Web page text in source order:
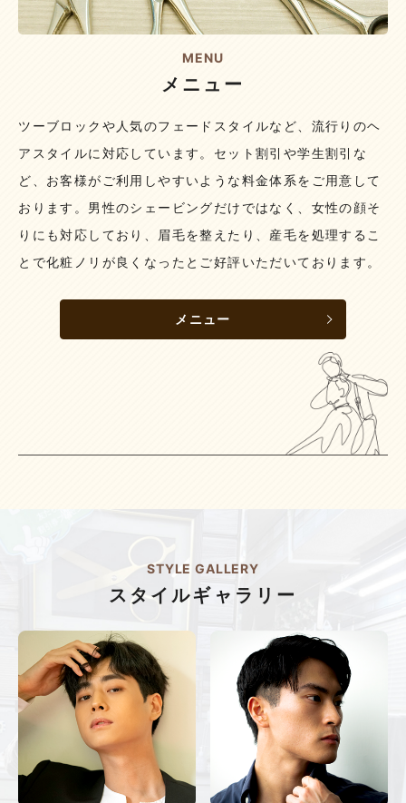
MENU
メニュー
ツーブロックや人気のフェードスタイルなど、流行りのヘ
アスタイルに対応しています。セット割引や学生割引な
ど、お客様がご利用しやすいような料金体系をご用意して
おります。 男性のシェービングだけではなく、女性の顔そ
りにも対応しており、眉毛を整えたり、産毛を処理するこ
とで化粧ノリが良くなったとご好評いただいております。
メニュー
STYLE GALLERY
スタイルギャラリー